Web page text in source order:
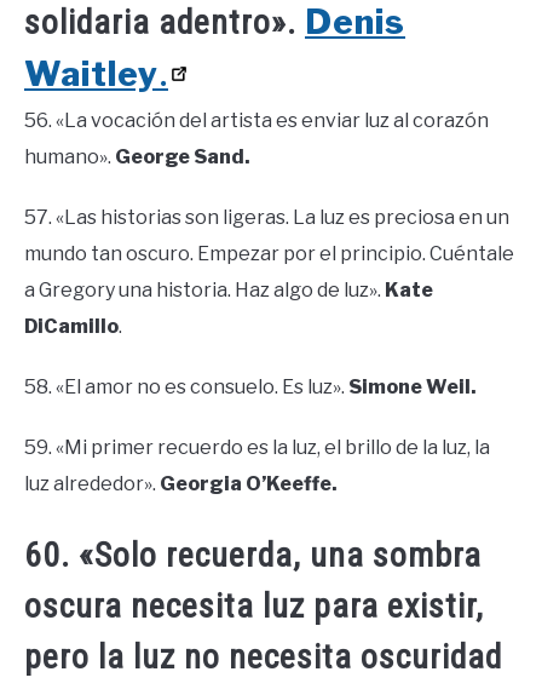
solidaria adentro». Denis
Waitley.
56. «La vocación del artista es enviar luz al corazón
humano». George Sand.
57. «Las historias son ligeras. La luz es preciosa en un
mundo tan oscuro. Empezar por el principio. Cuéntale
a Gregory una historia. Haz algo de luz». Kate
DiCamillo.
58. «El amor no es consuelo. Es luz». Simone Weil.
59. «Mi primer recuerdo es la luz, el brillo de la luz, la
luz alrededor». Georgia O’Keeffe.
60. «Solo recuerda, una sombra
oscura necesita luz para existir,
pero la luz no necesita oscuridad